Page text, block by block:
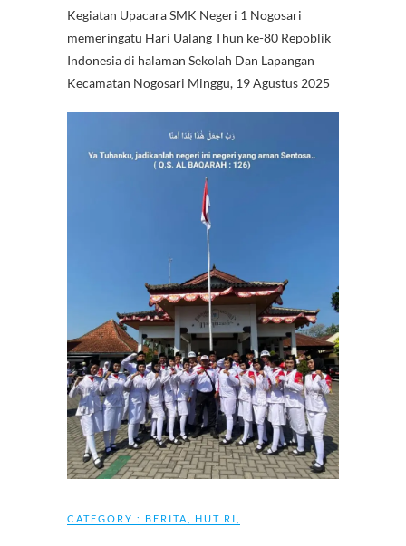
e
b
o
o
k
itt
er
at
s
A
p
p
er
es
t
e
e
gr
a
m
C
at
Kegiatan Upacara SMK Negeri 1 Nogosari
memeringatu Hari Ualang Thun ke-80 Repoblik
Indonesia di halaman Sekolah Dan Lapangan
Kecamatan Nogosari Minggu, 19 Agustus 2025
CATEGORY : BERITA HUT RI